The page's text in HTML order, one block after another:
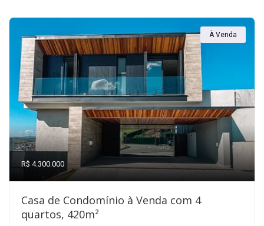
À Venda
R$ 4.300.000
Casa de Condomínio à Venda com 4
quartos, 420m²